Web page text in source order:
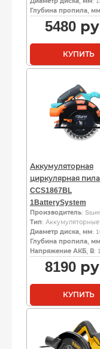
Глубина пропила, мм
5480
КУПИТЬ
Аккумуляторная
циркулярная
CCS1867BL
1BatterySystem
Производитель:
Тип: Аккумуляторные
Диаметр диска, мм:
Глубина пропила, мм
Напряжение АКБ, В:
8190
КУПИТЬ